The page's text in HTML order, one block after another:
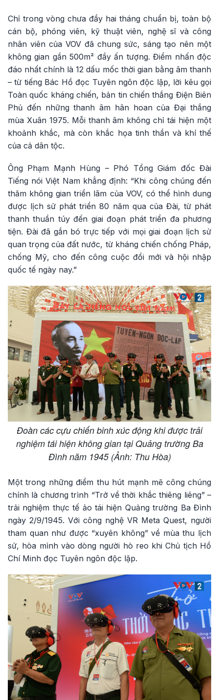
Chỉ trong vòng chưa đầy hai tháng chuẩn bị, toàn bộ
cán bộ, phóng viên, kỹ thuật viên, nghệ sĩ và công
nhân viên của VOV đã chung sức, sáng tạo nên một
không gian gần 500m² đầy ấn tượng. Điểm nhấn độc
đáo nhất chính là 12 dấu mốc thời gian bằng âm thanh
– từ tiếng Bác Hồ đọc Tuyên ngôn độc lập, lời kêu gọi
Toàn quốc kháng chiến, bản tin chiến thắng Điện Biên
Phủ đến những thanh âm hân hoan của Đại thắng
mùa Xuân 1975. Mỗi thanh âm không chỉ tái hiện một
khoảnh khắc, mà còn khắc họa tinh thần và khí thế
của cả dân tộc.
Ông Phạm Mạnh Hùng – Phó Tổng Giám đốc Đài
Tiếng nói Việt Nam khẳng định: “Khi công chúng đến
thăm không gian triển lãm của VOV, có thể hình dung
được lịch sử phát triển 80 năm qua của Đài, từ phát
thanh thuần túy đến giai đoạn phát triển đa phương
tiện. Đài đã gắn bó trực tiếp với mọi giai đoạn lịch sử
quan trọng của đất nước, từ kháng chiến chống Pháp,
chống Mỹ, cho đến công cuộc đổi mới và hội nhập
quốc tế ngày nay.”
Đoàn các cựu chiến binh xúc động khi được trải
nghiệm tái hiện không gian tại Quảng trường Ba
Đình năm 1945 (Ảnh: Thu Hòa)
Một trong những điểm thu hút mạnh mẽ công chúng
chính là chương trình “Trở về thời khắc thiêng liêng” –
trải nghiệm thực tế ảo tái hiện Quảng trường Ba Đình
ngày 2/9/1945. Với công nghệ VR Meta Quest, người
tham quan như được “xuyên không” về mùa thu lịch
sử, hòa mình vào dòng người hò reo khi Chủ tịch Hồ
Chí Minh đọc Tuyên ngôn độc lập.